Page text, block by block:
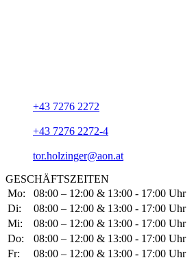
+43 7276 2272
+43 7276 2272-4
tor.holzinger@aon.at
GESCHÄFTSZEITEN
Mo:
08:00 – 12:00 & 13:00 - 17:00 Uhr
Di:
08:00 – 12:00 & 13:00 - 17:00 Uhr
Mi:
08:00 – 12:00 & 13:00 - 17:00 Uhr
Do:
08:00 – 12:00 & 13:00 - 17:00 Uhr
Fr:
08:00 – 12:00 & 13:00 - 17:00 Uhr